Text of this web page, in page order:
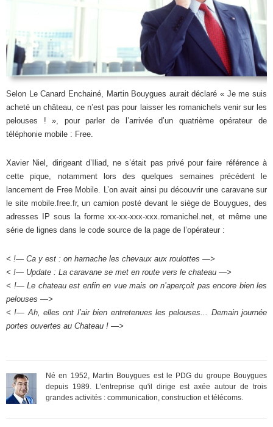
Selon Le Canard Enchainé, Martin Bouygues aurait déclaré « Je me suis
acheté un château, ce n’est pas pour laisser les romanichels venir sur les
pelouses ! », pour parler de l’arrivée d’un quatrième opérateur de
téléphonie mobile : Free.
Xavier Niel, dirigeant d’Iliad, ne s’était pas privé pour faire référence à
cette pique, notamment lors des quelques semaines précédent le
lancement de Free Mobile. L’on avait ainsi pu découvrir une caravane sur
le site mobile.free.fr, un camion posté devant le siège de Bouygues, des
adresses IP sous la forme xx-xx-xxx-xxx.romanichel.net, et même une
série de lignes dans le code source de la page de l’opérateur :
< !— Ca y est : on harnache les chevaux aux roulottes —>
< !— Update : La caravane se met en route vers le chateau —>
< !— Le chateau est enfin en vue mais on n’aperçoit pas encore bien les
pelouses —>
< !— Ah, elles ont l’air bien entretenues les pelouses... Demain journée
portes ouvertes au Chateau ! —>
Né en 1952, Martin Bouygues est le PDG du groupe Bouygues
depuis 1989. L'entreprise qu'il dirige est axée autour de trois
grandes activités : communication, construction et télécoms.